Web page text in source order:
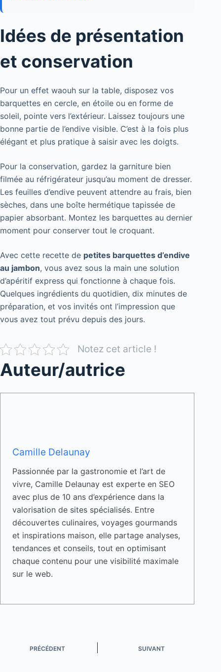
Idées de présentation
et conservation
Pour un effet waouh sur la table, disposez vos
barquettes en cercle, en étoile ou en forme de
soleil, pointe vers l’extérieur. Laissez toujours une
bonne partie de l’endive visible. C’est à la fois plus
élégant et plus pratique à saisir avec les doigts.
Pour la conservation, gardez la garniture bien
filmée au réfrigérateur jusqu’au moment de dresser.
Les feuilles d’endive peuvent attendre au frais, bien
sèches, dans une boîte hermétique tapissée de
papier absorbant. Montez les barquettes au dernier
moment pour conserver tout le croquant.
Avec cette recette de petites barquettes d’endive
au jambon, vous avez sous la main une solution
d’apéritif express qui fonctionne à chaque fois.
Quelques ingrédients du quotidien, dix minutes de
préparation, et vos invités ont l’impression que
vous avez tout prévu depuis des jours.
Notez cet article !
Auteur/autrice
Camille Delaunay
Passionnée par la gastronomie et l’art de
vivre, Camille Delaunay est experte en SEO
avec plus de 10 ans d’expérience dans la
valorisation de sites spécialisés. Entre
découvertes culinaires, voyages gourmands
et inspirations maison, elle partage analyses,
tendances et conseils, tout en optimisant
chaque contenu pour une visibilité maximale
sur le web.
PRÉCÉDENT SUIVANT